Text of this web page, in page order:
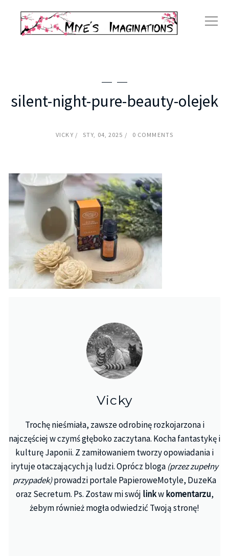
silent-night-pure-beauty-olejek
VICKY STY, 04, 2025 0 COMMENTS
Vicky
Trochę nieśmiała, zawsze odrobinę rozkojarzona i
najczęściej w czymś głęboko zaczytana. Kocha fantastykę i
kulturę Japonii. Z zamiłowaniem tworzy opowiadania i
irytuje otaczających ją ludzi. Oprócz bloga (przez zupełny
przypadek)prowadzi portale PapieroweMotyle, DuzeKa
oraz Secretum. Ps. Zostaw mi swój linkwkomentarzu,
żebym również mogła odwiedzić Twoją stronę!